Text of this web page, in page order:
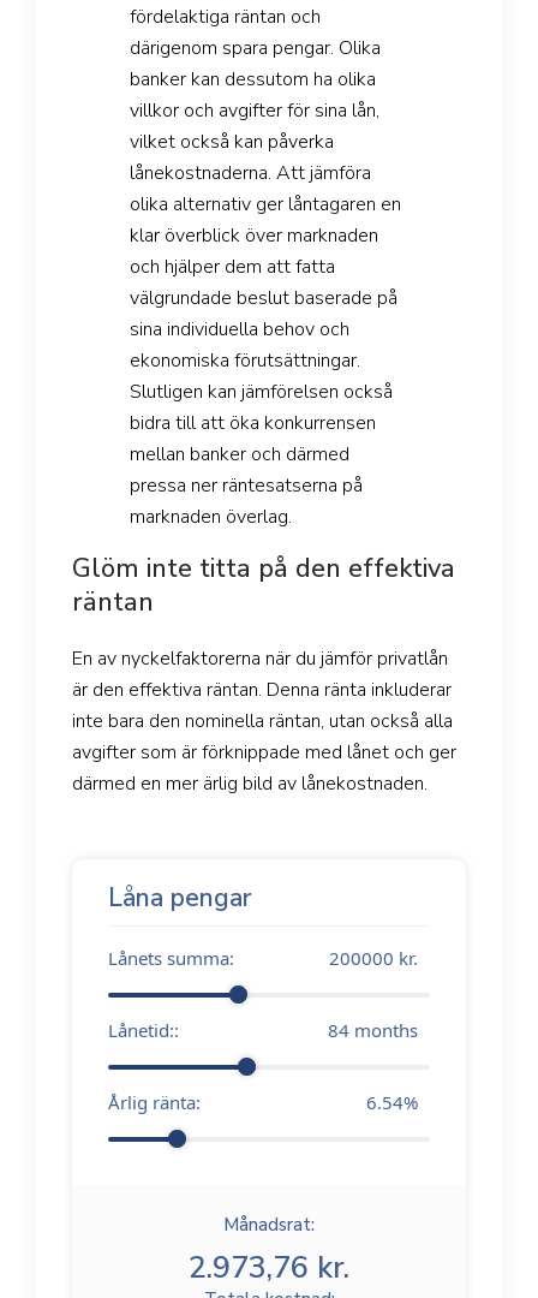
fördelaktiga räntan och
därigenom spara pengar. Olika
banker kan dessutom ha olika
villkor och avgifter för sina lån,
vilket också kan påverka
lånekostnaderna. Att jämföra
olika alternativ ger låntagaren en
klar överblick över marknaden
och hjälper dem att fatta
välgrundade beslut baserade på
sina individuella behov och
ekonomiska förutsättningar.
Slutligen kan jämförelsen också
bidra till att öka konkurrensen
mellan banker och därmed
pressa ner räntesatserna på
marknaden överlag.
Glöm inte titta på den effektiva
räntan
En av nyckelfaktorerna när du jämför privatlån
är den effektiva räntan. Denna ränta inkluderar
inte bara den nominella räntan, utan också alla
avgifter som är förknippade med lånet och ger
därmed en mer ärlig bild av lånekostnaden.
Låna pengar
Lånets summa: 200000 kr.
Lånetid:: 84 months
Årlig ränta: 6.54%
Månadsrat:
2.973,76 kr.